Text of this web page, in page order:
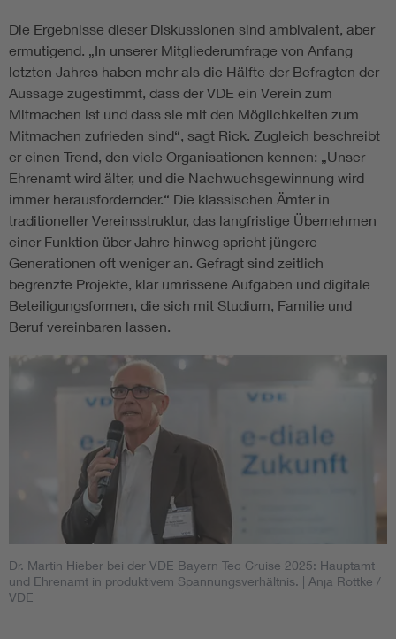
Die Ergebnisse dieser Diskussionen sind ambivalent, aber
ermutigend. „In unserer Mitgliederumfrage von Anfang
letzten Jahres haben mehr als die Hälfte der Befragten der
Aussage zugestimmt, dass der VDE ein Verein zum
Mitmachen ist und dass sie mit den Möglichkeiten zum
Mitmachen zufrieden sind“, sagt Rick. Zugleich beschreibt
er einen Trend, den viele Organisationen kennen: „Unser
Ehrenamt wird älter, und die Nachwuchsgewinnung wird
immer herausfordernder.“ Die klassischen Ämter in
traditioneller Vereinsstruktur, das langfristige Übernehmen
einer Funktion über Jahre hinweg spricht jüngere
Generationen oft weniger an. Gefragt sind zeitlich
begrenzte Projekte, klar umrissene Aufgaben und digitale
Beteiligungsformen, die sich mit Studium, Familie und
Beruf vereinbaren lassen.
Dr. Martin Hieber bei der VDE Bayern Tec Cruise 2025: Hauptamt
und Ehrenamt in produktivem Spannungsverhältnis. | Anja Rottke /
VDE